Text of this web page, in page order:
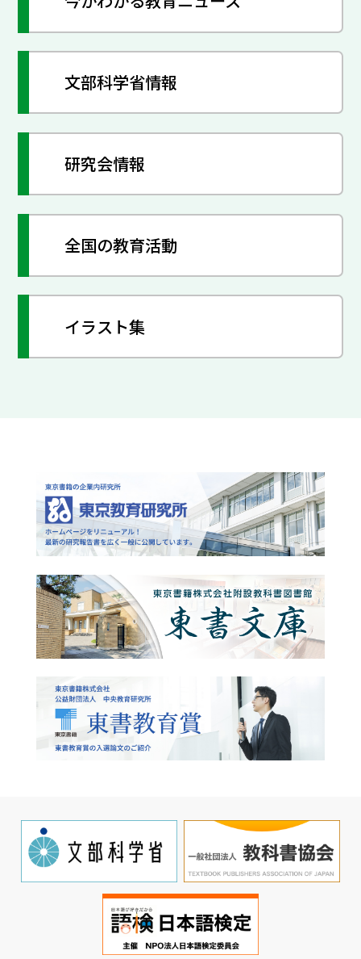
文部科学省情報
研究会情報
全国の教育活動
イラスト集